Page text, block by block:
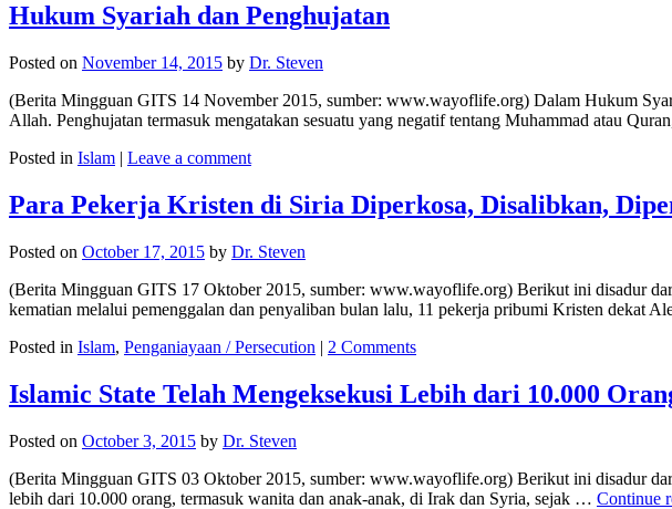
Hukum Syariah dan Penghujatan
Posted on November 14, 2015 by Dr. Steven
(Berita Mingguan GITS 14 November 2015, sumber: www.wayoflife.org) Dalam Hukum
Allah. Penghujatan termasuk mengatakan sesuatu yang negatif tentang Muhammad atau
Posted in Islam | Leave a comment
Para Pekerja Kristen di Siria Diperkosa, Disalibkan,
Posted on October 17, 2015 by Dr. Steven
(Berita Mingguan GITS 17 Oktober 2015, sumber: www.wayoflife.org) Berikut ini disadur
kematian melalui pemenggalan dan penyaliban bulan lalu, 11 pekerja pribumi Kristen dekat
Posted in Islam, Penganiayaan / Persecution | 2 Comments
Islamic State Telah Mengeksekusi Lebih dari 10.000
Posted on October 3, 2015 by Dr. Steven
(Berita Mingguan GITS 03 Oktober 2015, sumber: www.wayoflife.org) Berikut ini disadur
lebih dari 10.000 orang, termasuk wanita dan anak-anak, di Irak dan Syria, sejak … Continue